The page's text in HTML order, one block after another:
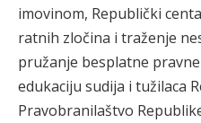
imovinom, Republički
ratnih zločina i traženje
pružanje besplatne
edukaciju sudija i tužilaca
Pravobranilaštvo